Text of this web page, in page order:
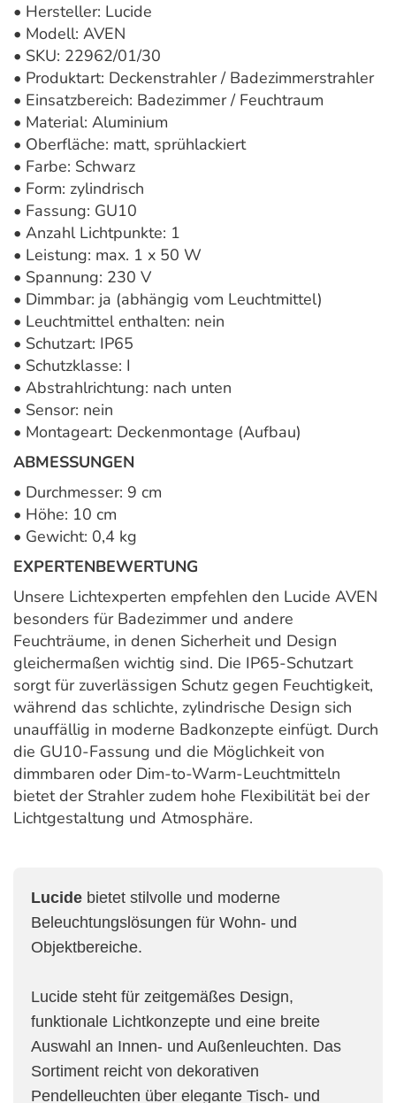
• Hersteller: Lucide
• Modell: AVEN
• SKU: 22962/01/30
• Produktart: Deckenstrahler / Badezimmerstrahler
• Einsatzbereich: Badezimmer / Feuchtraum
• Material: Aluminium
• Oberfläche: matt, sprühlackiert
• Farbe: Schwarz
• Form: zylindrisch
• Fassung: GU10
• Anzahl Lichtpunkte: 1
• Leistung: max. 1 x 50 W
• Spannung: 230 V
• Dimmbar: ja (abhängig vom Leuchtmittel)
• Leuchtmittel enthalten: nein
• Schutzart: IP65
• Schutzklasse: I
• Abstrahlrichtung: nach unten
• Sensor: nein
• Montageart: Deckenmontage (Aufbau)
ABMESSUNGEN
• Durchmesser: 9 cm
• Höhe: 10 cm
• Gewicht: 0,4 kg
EXPERTENBEWERTUNG
Unsere Lichtexperten empfehlen den Lucide AVEN
besonders für Badezimmer und andere
Feuchträume, in denen Sicherheit und Design
gleichermaßen wichtig sind. Die IP65-Schutzart
sorgt für zuverlässigen Schutz gegen Feuchtigkeit,
während das schlichte, zylindrische Design sich
unauffällig in moderne Badkonzepte einfügt. Durch
die GU10-Fassung und die Möglichkeit von
dimmbaren oder Dim-to-Warm-Leuchtmitteln
bietet der Strahler zudem hohe Flexibilität bei der
Lichtgestaltung und Atmosphäre.
Lucide bietet stilvolle und moderne
Beleuchtungslösungen für Wohn- und
Objektbereiche.
Lucide steht für zeitgemäßes Design,
funktionale Lichtkonzepte und eine breite
Auswahl an Innen- und Außenleuchten. Das
Sortiment reicht von dekorativen
Pendelleuchten über elegante Tisch- und